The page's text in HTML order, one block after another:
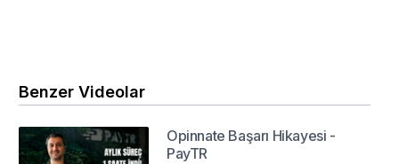
Benzer Videolar
Opinnate Başarı Hikayesi -
PayTR